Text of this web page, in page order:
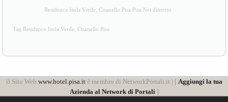
Residence Isola Verde, Cisanello Pisa Pisa Nei dintorni
Tag Residence Isola Verde, Cisanello Pisa
il Sito Web www.hotel.pisa.itè membro di NetworkPortali.it | [ Aggiungi la tua
Azienda al Network di Portali]